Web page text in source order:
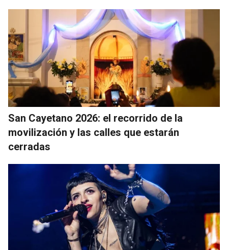
San Cayetano 2026: el recorrido de la
movilización y las calles que estarán
cerradas